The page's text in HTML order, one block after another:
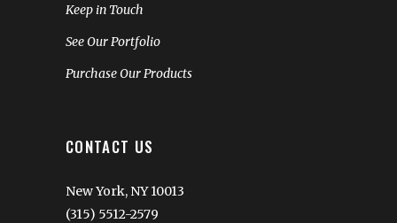
Keep in Touch
See Our Portfolio
Purchase Our Products
CONTACT US
New York, NY 10013
(315) 5512-2579